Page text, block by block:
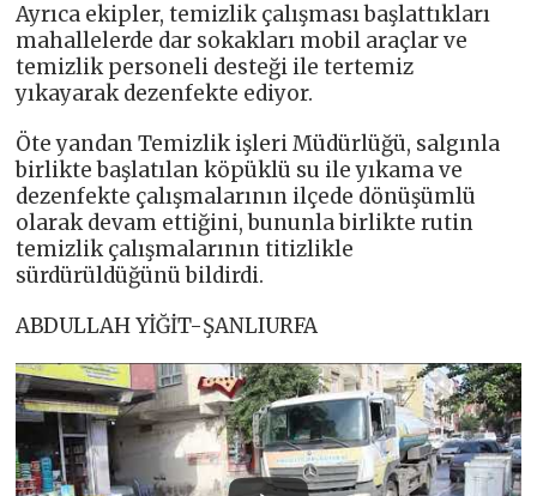
Ayrıca ekipler, temizlik çalışması başlattıkları
mahallelerde dar sokakları mobil araçlar ve
temizlik personeli desteği ile tertemiz
yıkayarak dezenfekte ediyor.
Öte yandan Temizlik işleri Müdürlüğü, salgınla
birlikte başlatılan köpüklü su ile yıkama ve
dezenfekte çalışmalarının ilçede dönüşümlü
olarak devam ettiğini, bununla birlikte rutin
temizlik çalışmalarının titizlikle
sürdürüldüğünü bildirdi.
ABDULLAH YİĞİT-ŞANLIURFA